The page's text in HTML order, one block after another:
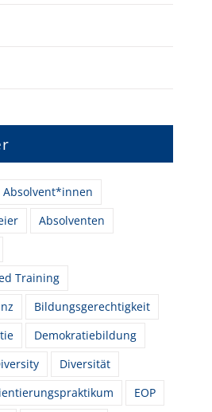
Absolvent*innen
Absolventen
Training
Bildungsgerechtigkeit
Demokratiebildung
Diversität
EOP